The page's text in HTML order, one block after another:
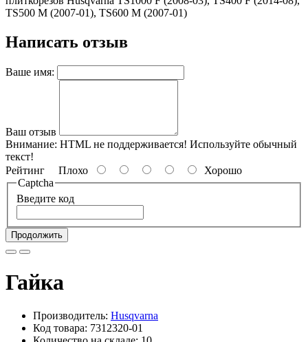
TS500 M (2007-01), TS600 M (2007-01)
Написать отзыв
Ваше имя:
Ваш отзыв
Внимание: HTML не поддерживается! Используйте обычный
текст!
Рейтинг Плохо
Хорошо
Captcha
Введите код
Продолжить
Гайка
Производитель: Husqvarna
Код товара: 7312320-01